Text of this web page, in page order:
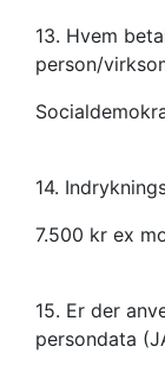
13. Hvem
person/
14.
7.500 kr ex
15. Er der
persondata